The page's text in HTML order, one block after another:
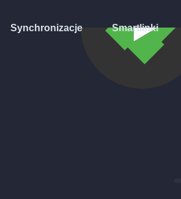
Synchronizacje Smartlinki